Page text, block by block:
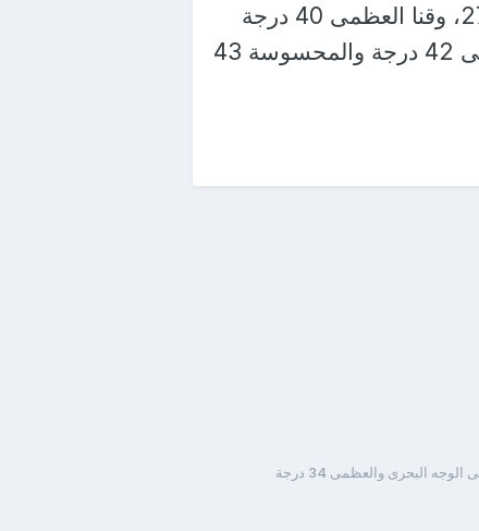
العظمى 38 درجة والمحسوسة 40 درجة والصغرى 27، وقنا العظمى 40 درجة
والمحسوسة 42 درجة والصغرى 28، وأسوان العظمى 42 درجة والمحسوسة 43
البحرى والعظمى 34 درجة